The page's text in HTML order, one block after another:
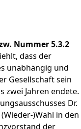
Nummer 5.3.2
dass der
unabhängig und
Gesellschaft sein
zwei Jahren endete.
Dr.
)Wahl in den
der